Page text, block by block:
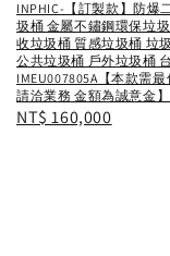
INPHIC-【訂製款】防爆
圾桶 金屬不鏽鋼環保垃
收垃圾桶 質感垃圾桶 垃
公共垃圾桶 戶外垃圾桶
IMEU007805A【本款需
請洽業務 金額為誠意金】
Regular
NT$ 160,000